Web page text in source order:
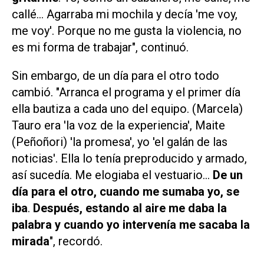
callé... Agarraba mi mochila y decía 'me voy,
me voy'. Porque no me gusta la violencia, no
es mi forma de trabajar", continuó.
Sin embargo, de un día para el otro todo
cambió. "Arranca el programa y el primer día
ella bautiza a cada uno del equipo. (Marcela)
Tauro era 'la voz de la experiencia', Maite
(Peñoñori) 'la promesa', yo 'el galán de las
noticias'. Ella lo tenía preproducido y armado,
así sucedía. Me elogiaba el vestuario... De un
día para el otro, cuando me sumaba yo, se
iba. Después, estando al aire me daba la
palabra y cuando yo intervenía me sacaba la
mirada", recordó.